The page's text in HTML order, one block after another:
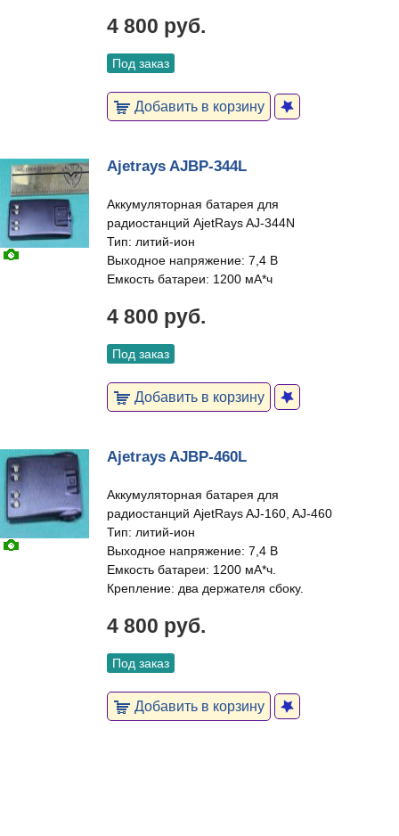
4 800 руб.
Под заказ
Добавить в корзину
Ajetrays AJBP-344L
Аккумуляторная батарея для
радиостанций AjetRays AJ-344N
Тип: литий-ион
Выходное напряжение: 7,4 В
Емкость батареи: 1200 мА*ч
4 800 руб.
Под заказ
Добавить в корзину
Ajetrays AJBP-460L
Аккумуляторная батарея для
радиостанций AjetRays AJ-160, AJ-460
Тип: литий-ион
Выходное напряжение: 7,4 В
Емкость батареи: 1200 мА*ч.
Крепление: два держателя сбоку.
4 800 руб.
Под заказ
Добавить в корзину